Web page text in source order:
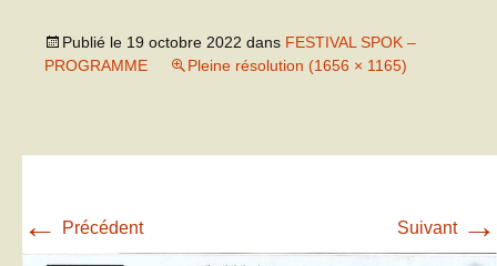
Publié le 19 octobre 2022 dans FESTIVAL SPOK –
PROGRAMME
Pleine résolution (1656 × 1165)
← Précédent Suivant →